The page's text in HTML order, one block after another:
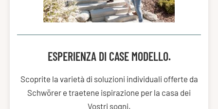
ESPERIENZA DI CASE MODELLO.
Scoprite la varietà di soluzioni individuali offerte da
Schwörer e traetene ispirazione per la casa dei
Vostri sogni.